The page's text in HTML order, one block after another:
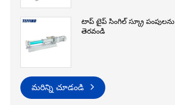
టాప్ టైప్ సింగిల్ స్క్రూ పంపులను
తెరవండి
మరిన్ని చూడండి